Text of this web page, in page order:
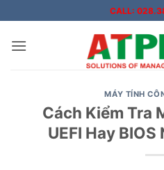
qua
nội
CALL:
MÁY TÍNH
Cách Kiểm Tra
UEFI Hay